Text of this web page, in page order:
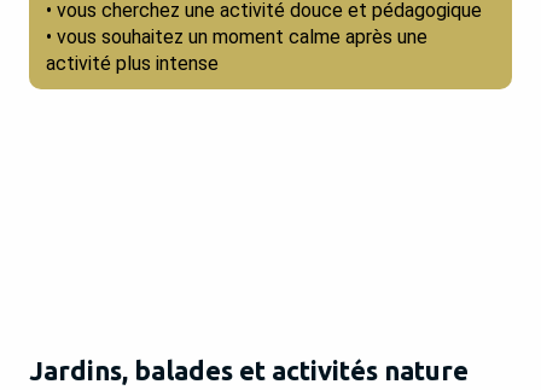
• vous cherchez une activité douce et pédagogique
• vous souhaitez un moment calme après une
activité plus intense
Jardins, balades et activités nature